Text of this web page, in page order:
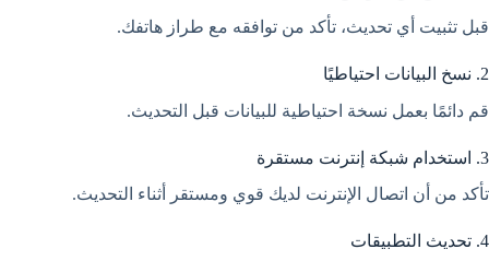
قبل تثبيت أي تحديث، تأكد من توافقه مع طراز هاتفك.
2. نسخ البيانات احتياطيًا
قم دائمًا بعمل نسخة احتياطية للبيانات قبل التحديث.
3. استخدام شبكة إنترنت مستقرة
تأكد من أن اتصال الإنترنت لديك قوي ومستقر أثناء التحديث.
4. تحديث التطبيقات